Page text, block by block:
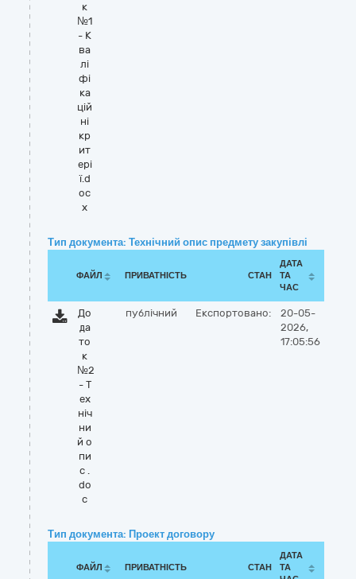
к
№1
- К
ва
лі
фі
ка
цій
ні
кр
ит
ері
ї.d
oc
x
Тип документа: Технічний опис предмету закупівлі
ФАЙЛ ПРИВАТНІСТЬ СТАН
ДАТА
ТА
ЧАС
До
да
то
к
№2
- Т
ех
ніч
ни
й о
пи
с .
do
c
публічний Експортовано:
20-05-
2026,
17:05:56
Тип документа: Проект договору
ФАЙЛ ПРИВАТНІСТЬ СТАН
ДАТА
ТА